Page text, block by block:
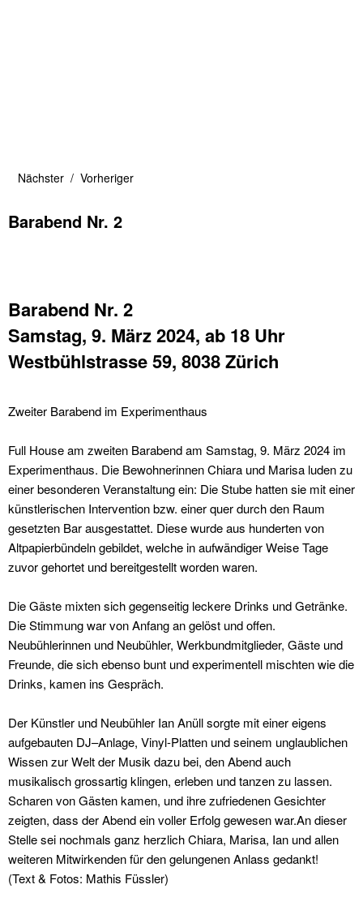
Vorheriger
Nächster
Barabend Nr. 2
Barabend Nr. 2
Samstag, 9. März 2024, ab 18 Uhr
Westbühlstrasse59, 8038 Zürich
Zweiter Barabend im Experimenthaus
Full House am zweiten Barabend am Samstag, 9. März 2024 im
Experimenthaus. Die Bewohnerinnen Chiara und Marisa luden zu
einer besonderen Veranstaltung ein: Die Stube hatten sie mit einer
künstlerischen Intervention bzw. einer quer durch den Raum
gesetzten Bar ausgestattet. Diese wurde aus hunderten von
Altpapierbündeln gebildet, welche in aufwändiger Weise Tage
zuvor gehortet und bereitgestellt worden waren.
Die Gäste mixten sich gegenseitig leckere Drinks und Getränke.
Die Stimmung war von Anfang an gelöst und offen.
Neubühlerinnen und Neubühler, Werkbundmitglieder, Gäste und
Freunde, die sich ebenso bunt und experimentell mischten wie die
Drinks, kamen ins Gespräch.
Der Künstler und Neubühler Ian Anüll sorgte mit einer eigens
aufgebauten DJ–Anlage, Vinyl-Platten und seinem unglaublichen
Wissen zur Welt der Musik dazu bei, den Abend auch
musikalisch grossartig klingen, erleben und tanzen zu lassen.
Scharen von Gästen kamen, und ihre zufriedenen Gesichter
zeigten, dass der Abend ein voller Erfolg gewesen war.An dieser
Stelle sei nochmals ganz herzlich Chiara, Marisa, Ian und allen
weiteren Mitwirkenden für den gelungenen Anlass gedankt!
(Text & Fotos: Mathis Füssler)